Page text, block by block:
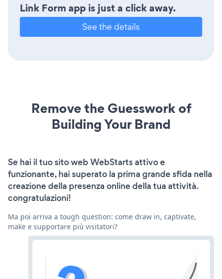
Link Form app is just a click away.
See the details
Remove the Guesswork of
Building Your Brand
Se hai il tuo sito web WebStarts attivo e
funzionante, hai superato la prima grande sfida nella
creazione della presenza online della tua attività.
congratulazioni!
Ma poi arriva a tough question: come draw in, captivate,
make e supportare più visitatori?